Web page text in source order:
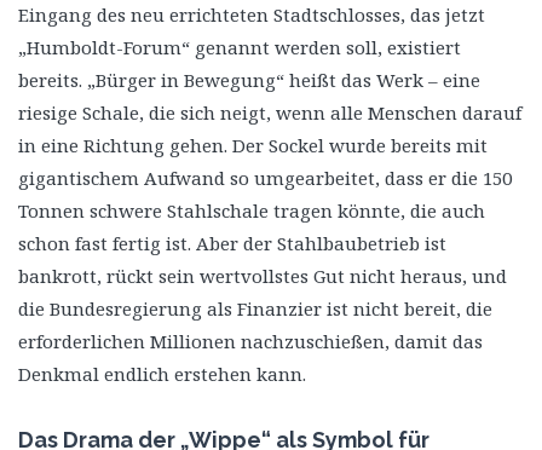
Eingang des neu errichteten Stadtschlosses, das jetzt
„Humboldt-Forum“ genannt werden soll, existiert
bereits. „Bürger in Bewegung“ heißt das Werk – eine
riesige Schale, die sich neigt, wenn alle Menschen darauf
in eine Richtung gehen. Der Sockel wurde bereits mit
gigantischem Aufwand so umgearbeitet, dass er die 150
Tonnen schwere Stahlschale tragen könnte, die auch
schon fast fertig ist. Aber der Stahlbaubetrieb ist
bankrott, rückt sein wertvollstes Gut nicht heraus, und
die Bundesregierung als Finanzier ist nicht bereit, die
erforderlichen Millionen nachzuschießen, damit das
Denkmal endlich erstehen kann.
Das Drama der „Wippe“ als Symbol für